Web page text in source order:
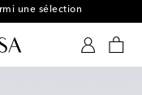
une sélection